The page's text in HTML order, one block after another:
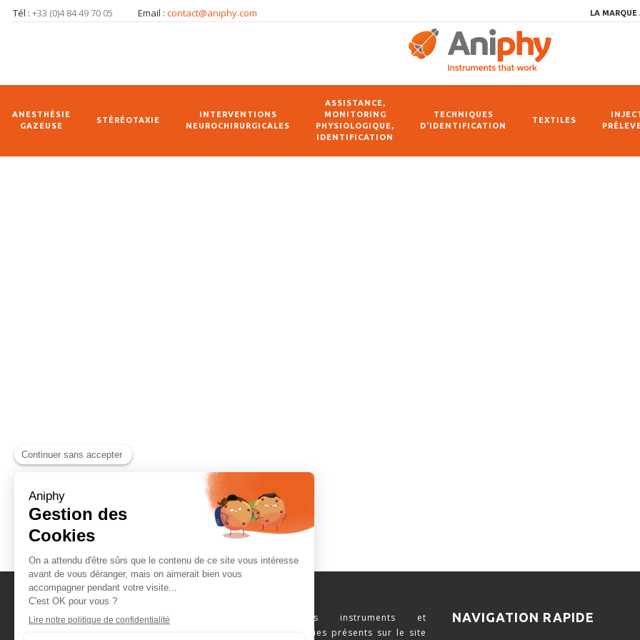
Tél : +33 (0)4 84 49 70 05 Email : contact@aniphy.com LA MARQUE
ANESTHÉSIE
GAZEUSE
STÉRÉOTAXIE
INTERVENTIONS
NEUROCHIRURGICALES
ASSISTANCE,
MONITORING
PHYSIOLOGIQUE,
IDENTIFICATION
TECHNIQUES
D’IDENTIFICATION
TEXTILES
Naviguez parmi les instruments et
consommables scientifiques présents sur le site
NAVIGATION RAPIDE